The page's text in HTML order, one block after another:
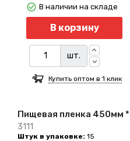
Пищевая пленка 450мм
3111
Штук в упаковке: 15
В корзину
шт.
В наличии на складе
Купить оптом в 1 клик